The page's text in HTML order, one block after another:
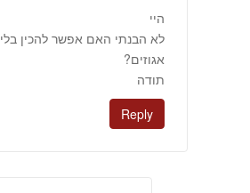
היי
לא הבנתי האם אפשר להכין בלי
אגוזים?
תודה
Reply